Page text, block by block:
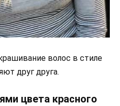
волос в стиле
друг друга.
цвета красного